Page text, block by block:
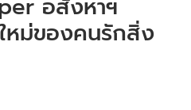
อสังหาฯ
หม่ของคนรักสิ่ง